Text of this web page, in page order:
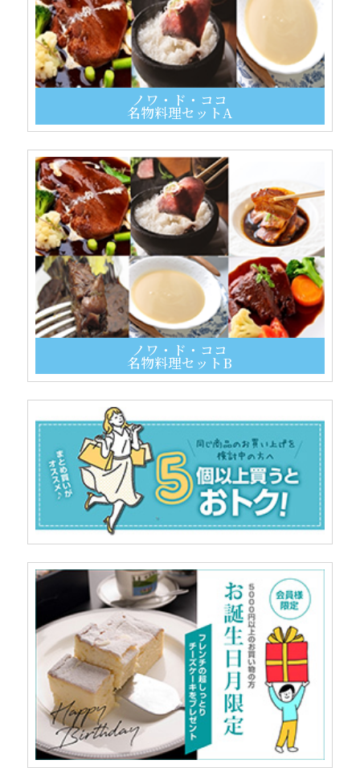
ノワ・ド・ココ
名物料理セットA
ノワ・ド・ココ
名物料理セットB